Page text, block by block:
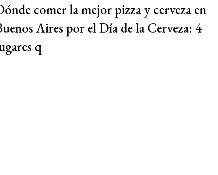
comer la mejor pizza y cerveza en
Aires por el Día de la Cerveza: 4
q